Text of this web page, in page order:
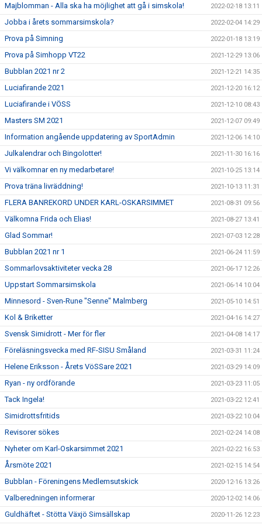
Majblomman - Alla ska ha möjlighet att gå i simskola! 2022-02-18 13:11
Jobba i årets sommarsimskola? 2022-02-04 14:29
Prova på Simning 2022-01-18 13:19
Prova på Simhopp VT22 2021-12-29 13:06
Bubblan 2021 nr 2 2021-12-21 14:35
Luciafirande 2021 2021-12-20 16:12
Luciafirande i VÖSS 2021-12-10 08:43
Masters SM 2021 2021-12-07 09:49
Information angående uppdatering av SportAdmin 2021-12-06 14:10
Julkalendrar och Bingolotter! 2021-11-30 16:16
Vi välkomnar en ny medarbetare! 2021-10-25 13:14
Prova träna livräddning! 2021-10-13 11:31
FLERA BANREKORD UNDER KARL-OSKARSIMMET 2021-08-31 09:56
Välkomna Frida och Elias! 2021-08-27 13:41
Glad Sommar! 2021-07-03 12:28
Bubblan 2021 nr 1 2021-06-24 11:59
Sommarlovsaktiviteter vecka 28 2021-06-17 12:26
Uppstart Sommarsimskola 2021-06-14 10:04
Minnesord - Sven-Rune "Senne" Malmberg 2021-05-10 14:51
Kol & Briketter 2021-04-16 14:27
Svensk Simidrott - Mer för fler 2021-04-08 14:17
Föreläsningsvecka med RF-SISU Småland 2021-03-31 11:24
Helene Eriksson - Årets VöSSare 2021 2021-03-29 14:09
Ryan - ny ordförande 2021-03-23 11:05
Tack Ingela! 2021-03-22 12:41
Simidrottsfritids 2021-03-22 10:04
Revisorer sökes 2021-02-24 14:08
Nyheter om Karl-Oskarsimmet 2021 2021-02-22 16:53
Årsmöte 2021 2021-02-15 14:54
Bubblan - Föreningens Medlemsutskick 2020-12-16 13:26
Valberedningen informerar 2020-12-02 14:06
Guldhäftet - Stötta Växjö Simsällskap 2020-11-26 12:23